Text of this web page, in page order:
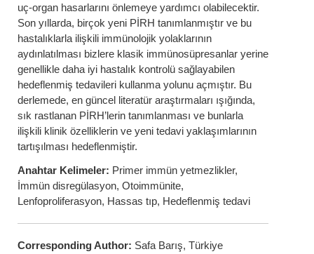
uç-organ hasarlarını önlemeye yardımcı olabilecektir.
Son yıllarda, birçok yeni PİRH tanımlanmıştır ve bu
hastalıklarla ilişkili immünolojik yolaklarının
aydınlatılması bizlere klasik immünosüpresanlar yerine
genellikle daha iyi hastalık kontrolü sağlayabilen
hedeflenmiş tedavileri kullanma yolunu açmıştır. Bu
derlemede, en güncel literatür araştırmaları ışığında,
sık rastlanan PİRH’lerin tanımlanması ve bunlarla
ilişkili klinik özelliklerin ve yeni tedavi yaklaşımlarının
tartışılması hedeflenmiştir.
Anahtar Kelimeler: Primer immün yetmezlikler,
İmmün disregülasyon, Otoimmünite,
Lenfoproliferasyon, Hassas tıp, Hedeflenmiş tedavi
Corresponding Author: Safa Barış, Türkiye